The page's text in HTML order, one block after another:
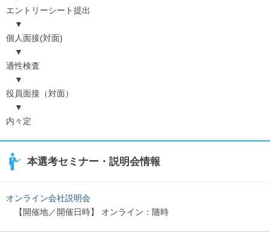
エントリーシート提出
▼
個人面接(対面)
▼
適性検査
▼
役員面接（対面）
▼
内々定
本選考セミナー・説明会情報
オンライン会社説明会
【開催地／開催日時】 オンライン：随時